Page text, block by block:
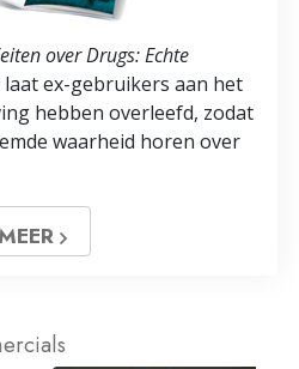
over Drugs: Echte
laat ex-gebruikers aan het
hebben overleefd, zodat
waarheid horen over